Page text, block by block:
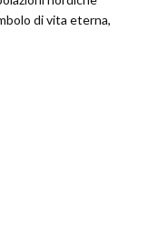
di vita eterna,